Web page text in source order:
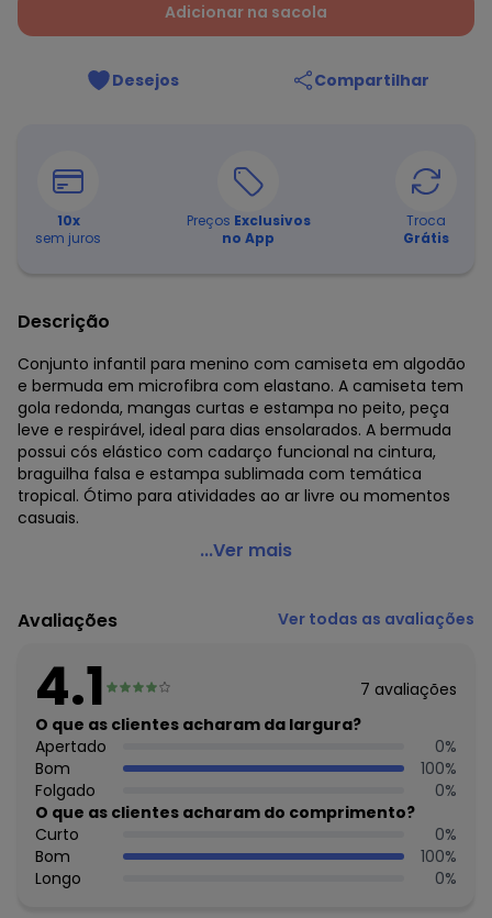
Adicionar na sacola
Desejos Compartilhar
10x
sem juros
Preços Exclusivos
no App
Troca
Grátis
Descrição
Conjunto infantil para menino com camiseta em algodão
e bermuda em microfibra com elastano. A camiseta tem
gola redonda, mangas curtas e estampa no peito, peça
leve e respirável, ideal para dias ensolarados. A bermuda
possui cós elástico com cadarço funcional na cintura,
braguilha falsa e estampa sublimada com temática
tropical. Ótimo para atividades ao ar livre ou momentos
casuais.
Up Baby - Conjunto Infantil Camiseta e Short Marrom
Modelagem: Justa
Comprimento da Manga: Curta
Forro: Não
Cinto: Não acompanha
Cintura: Média
Decote Frente : Redondo
Decote Costas: Redondo
Fornecedor: MALHARIA CRISTINA LTDA / CNPJ
82.663.337/0001-43
Feito: Brasil
Cuidados para conservação do produto: Lavar máx. 40°C,
processo normal, com cores semelhantes. Não alvejar.
...Ver mais
Avaliações Ver todas as avaliações
4.1 7 avaliações
O que as clientes acharam da largura?
Apertado
0%
Bom
100%
Folgado
0%
O que as clientes acharam do comprimento?
Curto
0%
Bom
100%
Longo
0%